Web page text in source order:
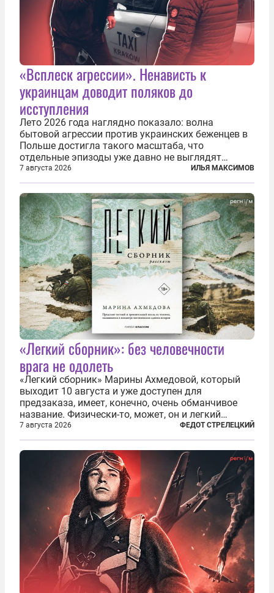
«Всплеск агрессии». Ненависть к
украинцам доводит поляков до
исступления
Лето 2026 года наглядно показало: волна
бытовой агрессии против украинских беженцев в
Польше достигла такого масштаба, что
отдельные эпизоды уже давно не выглядят
случайными. Поляки, судя по происходящему,
буквально теряют рассудок от ненависти к
украинским беженцам, и каждый новый случай
по-своему...
7 августа 2026 ИЛЬЯ МАКСИМОВ
«Легкий сборник»: без человечности
врага не одолеть
«Легкий сборник» Марины Ахмедовой, который
выходит 10 августа и уже доступен для
предзаказа, имеет, конечно, очень обманчивое
название. Физически-то, может, он и легкий
относительно. Но метафизически —
безотносительно тяжелый. Десять рассказов,
каждый из которых напрямую или косвенно (в
основном —...
7 августа 2026 ФЕДОТ СТРЕЛЕЦКИЙ